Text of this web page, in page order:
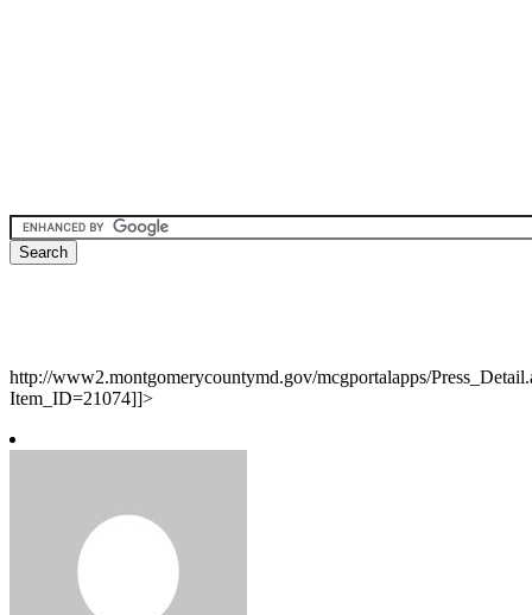
http://www2.montgomerycountymd.gov/mcgportalapps/
Item_ID=21074]]>